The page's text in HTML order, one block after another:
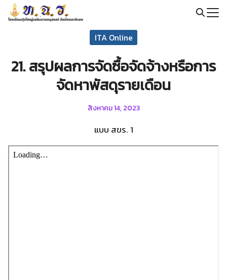
Skip
ITA Online
21. สรุปผลการจัดซื้อจัดจ้างหรือการ
จัดหาพัสดุรายเดือน
สิงหาคม 14, 2023
แบบ สขร. 1